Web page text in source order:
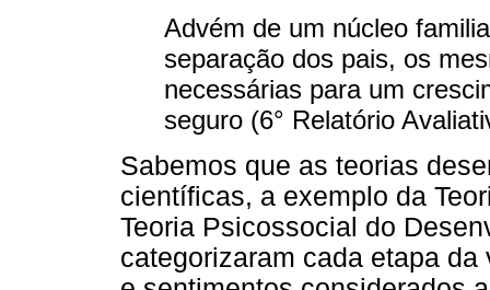
Advém de um núcleo
separação dos pais, os
necessárias para um
seguro (6° Relatório
Sabemos que as teorias
científicas, a exemplo da
Teoria Psicossocial do
categorizaram cada etapa